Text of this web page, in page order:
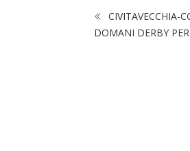
CIVITAVECCHIA-
DOMANI DERBY